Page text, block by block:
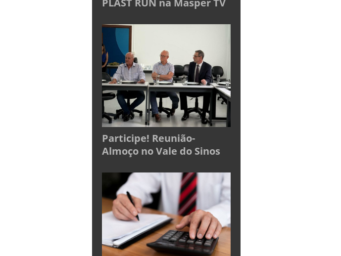
Participe! Reunião-
Almoço no Vale do Sinos